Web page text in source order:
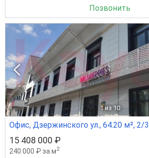
Позвонить
1 из 10
Офис, Дзержинского ул., 64.20 м², 2/3
15 408 000 ₽
240 000 ₽ за м2